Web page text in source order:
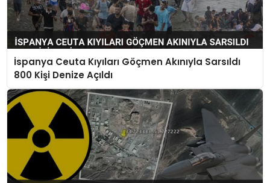
İspanya Ceuta Kıyıları Göçmen Akınıyla Sarsıldı
800 Kişi Denize Açıldı